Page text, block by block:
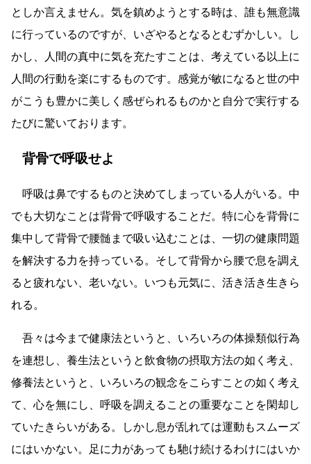
としか言えません。気を鎮めようとする時は、誰も無意識
に行っているのですが、いざやるとなるとむずかしい。し
かし、人間の真中に気を充たすことは、考えている以上に
人間の行動を楽にするものです。感覚が敏になると世の中
がこうも豊かに美しく感ぜられるものかと自分で実行する
たびに驚いております。
背骨で呼吸せよ
呼吸は鼻でするものと決めてしまっている人がいる。中
でも大切なことは背骨で呼吸することだ。特に心を背骨に
集中して背骨で腰髄まで吸い込むことは、一切の健康問題
を解決する力を持っている。そして背骨から腰で息を調え
ると疲れない、老いない。いつも元気に、活き活き生きら
れる。
吾々は今まで健康法というと、いろいろの体操類似行為
を連想し、養生法というと飲食物の摂取方法の如く考え、
修養法というと、いろいろの観念をこらすことの如く考え
て、心を無にし、呼吸を調えることの重要なことを閑却し
ていたきらいがある。しかし息が乱れては運動もスムーズ
にはいかない。足に力があっても馳け続けるわけにはいか